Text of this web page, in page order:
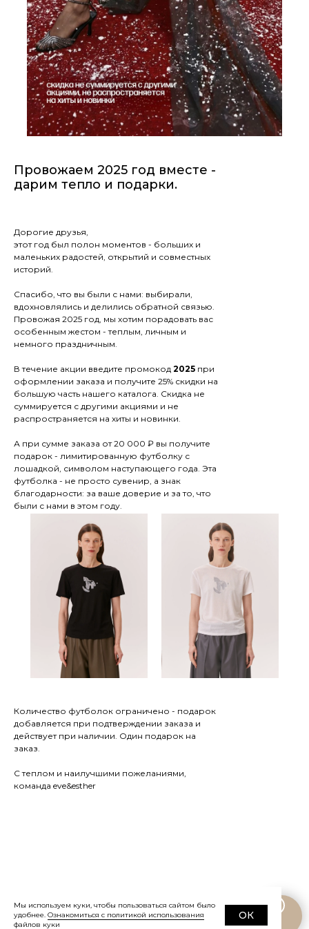
Провожаем 2025 год вместе -
дарим тепло и подарки.
Дорогие друзья,
этот год был полон моментов - больших и
маленьких радостей, открытий и совместных
историй.
Спасибо, что вы были с нами: выбирали,
вдохновлялись и делились обратной связью.
Провожая 2025 год, мы хотим порадовать вас
особенным жестом - теплым, личным и
немного праздничным.
В течение акции введите промокод 2025 при
оформлении заказа и получите 25% скидки на
большую часть нашего каталога. Скидка не
суммируется с другими акциями и не
распространяется на хиты и новинки.
А при сумме заказа от 20 000 ₽ вы получите
подарок - лимитированную футболку с
лошадкой, символом наступающего года. Эта
футболка - не просто сувенир, а знак
благодарности: за ваше доверие и за то, что
были с нами в этом году.
Количество футболок ограничено - подарок
добавляется при подтверждении заказа и
действует при наличии. Один подарок на
заказ.
С теплом и наилучшими пожеланиями,
команда eve&esther
©2019-2026Eve&Esther.ru +7 985 266 02
Мы используем куки, чтобы пользоваться сайтом было
удобнее. Ознакомиться с политикой использования
файлов куки
ОК